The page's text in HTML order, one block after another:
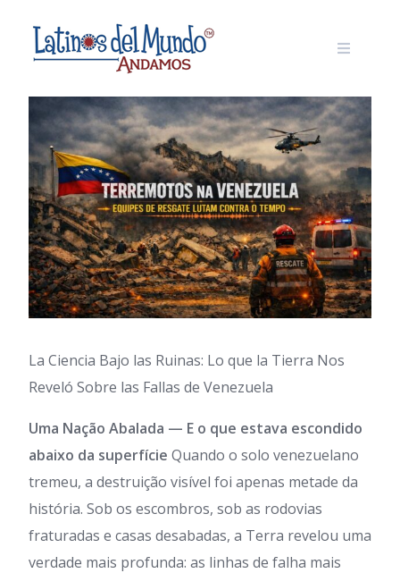
content
La Ciencia Bajo las Ruinas: Lo que la Tierra Nos
Reveló Sobre las Fallas de Venezuela
Uma Nação Abalada — E o que estava escondido
abaixo da superfície Quando o solo venezuelano
tremeu, a destruição visível foi apenas metade da
história. Sob os escombros, sob as rodovias
fraturadas e casas desabadas, a Terra revelou uma
verdade mais profunda: as linhas de falha mais